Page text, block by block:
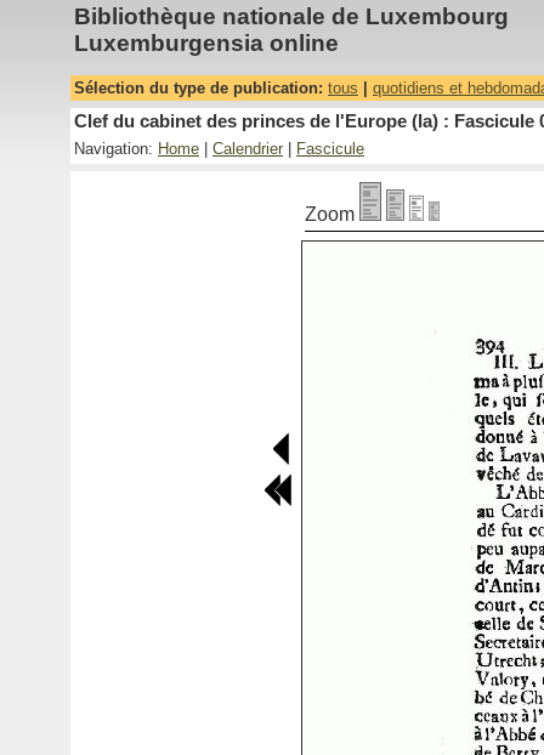
Bibliothèque nationale de Luxembourg
Luxemburgensia online
Sélection du type de publication: tous quotidiens et
Clef du cabinet des princes de l'Europe (la) : Fascicule
Navigation: Home Calendrier Fascicule
Zoom